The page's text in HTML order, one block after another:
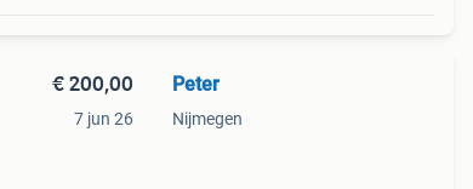
€ 200,00
7 jun 26
Peter
Nijmegen